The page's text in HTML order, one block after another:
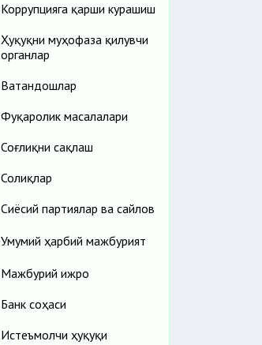
Коррупцияга қарши курашиш
Ҳуқуқни муҳофаза қилувчи
органлар
Ватандошлар
Фуқаролик масалалари
Соғлиқни сақлаш
Солиқлар
Сиёсий партиялар ва сайлов
Умумий ҳарбий мажбурият
Мажбурий ижро
Банк соҳаси
Истеъмолчи ҳуқуқи